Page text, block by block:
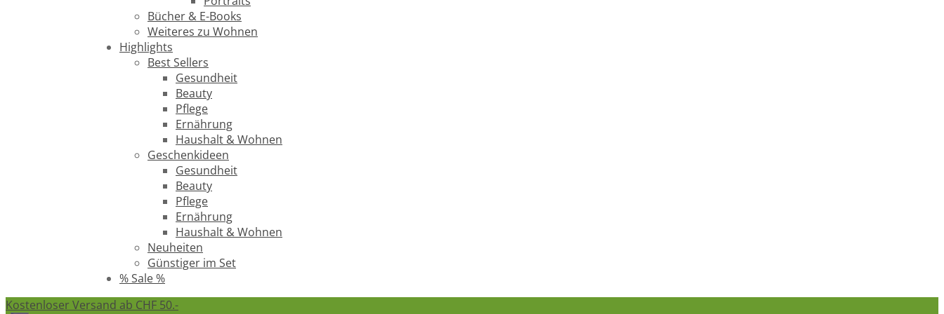
Bücher & E-Books
Weiteres zu Wohnen
Highlights
Best Sellers
Gesundheit
Beauty
Pflege
Ernährung
Haushalt & Wohnen
Geschenkideen
Gesundheit
Beauty
Pflege
Ernährung
Haushalt & Wohnen
Neuheiten
Günstiger im Set
% Sale %
Kostenloser Versand ab CHF 50.-